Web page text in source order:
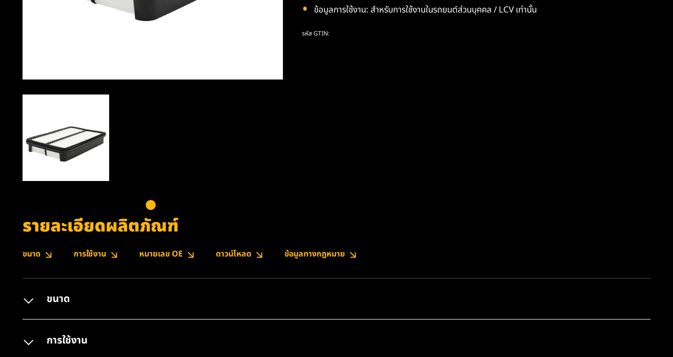
ข้อมูลการใช้งาน: สำหรับการใช้งานในรถยนต์ส่วนบุคคล / LCV เท่านั้น
รหัส GTIN:
รายละเอียดผลิตภัณฑ์
ขนาด การใช้งาน หมายเลข OE ดาวน์โหลด ข้อมูลทางกฎหมาย
ขนาด
การใช้งาน